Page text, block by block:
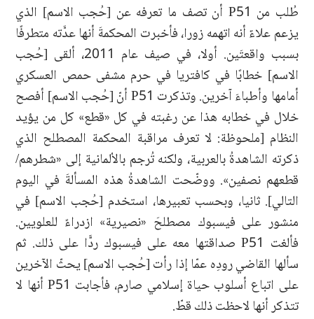
طُلب من P51 أن تصف ما تعرفه عن [حُجب الاسم] الذي
يزعم علاءٌ أنه اتهمه زورا، فأخبرت المحكمةَ أنها عدَّته متطرفًا
بسبب واقعتَين. أولا، في صيف عام 2011، ألقى [حُجب
الاسم] خطابًا في كافتريا في حرم مشفى حمص العسكري
أمامها وأطباءَ آخرين. وتذكرت P51 أنّ [حُجب الاسم] أفصح
خلال في خطابه هذا عن رغبته في كل «قطع» كل من يؤيد
النظام [ملحوظة: لا تعرف مراقبة المحكمة المصطلح الذي
ذكرته الشاهدةُ بالعربية، ولكنه تُرجم بالألمانية إلى «شطرهم/
قطعهم نصفين». ووضّحت الشاهدةُ هذه المسألةَ في اليوم
التالي]. ثانيا، وبحسب تعبيرها، استخدم [حُجب الاسم] في
منشور على فيسبوك مصطلحَ «نصيرية» ازدراءً للعلويين.
فألغت P51 صداقتها معه على فيسبوك ردًّا على ذلك. ثم
سألها القاضي رودِه عمّا إذا رأت [حُجب الاسم] يحثّ الآخرين
على اتباع أسلوب حياة إسلامي صارم، فأجابت P51 أنها لا
تتذكر أنها لاحظت ذلك قطّ.